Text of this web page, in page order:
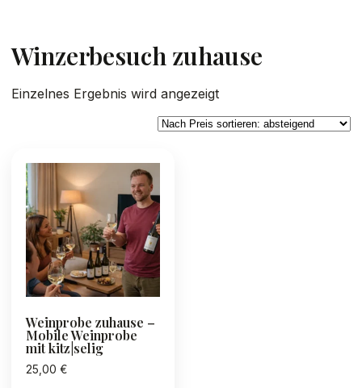
Winzerbesuch zuhause
Einzelnes Ergebnis wird angezeigt
Weinprobe zuhause –
Mobile Weinprobe
mit kitz|selig
25,00 €